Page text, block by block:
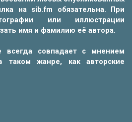
на sib.fm обязательна. При
или иллюстрации
имя и фамилию её автора.
всегда совпадает с мнением
таком жанре, как авторские